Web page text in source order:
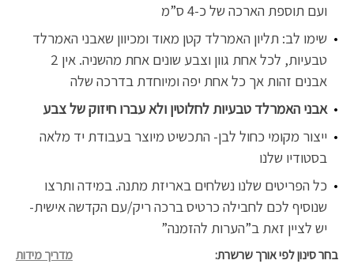
ועם תוספת הארכה של כ-4 ס”מ
שימו לב: תליון האמרלד קטן מאוד ומכיוון שאבני האמרלד
טבעיות, לכל אחת גוון וצבע שונים אחת מהשניה. אין 2
אבנים זהות אך כל אחת יפה ומיוחדת בדרכה שלה
אבני האמרלד טבעיות לחלוטין ולא עברו חיזוק של צבע
ייצור מקומי כחול לבן- התכשיט מיוצר בעבודת יד מלאה
בסטודיו שלנו
כל הפריטים שלנו נשלחים באריזת מתנה. במידה ותרצו
שנוסיף לכם לחבילה כרטיס ברכה ריק/עם הקדשה אישית-
יש לציין זאת ב”הערות להזמנה”
בחר סינון לפי אורך שרשרת מדריך מידות